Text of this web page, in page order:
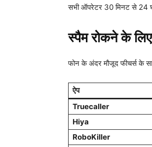
सभी ऑपरेटर 30 मिनट से 24
स्पैम रोकने के
फोन के अंदर मौजूद फीचर्स के
ऐप
Truecaller
Hiya
RoboKiller